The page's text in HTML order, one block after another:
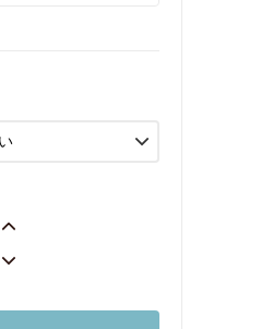
2,700円(税込2,970